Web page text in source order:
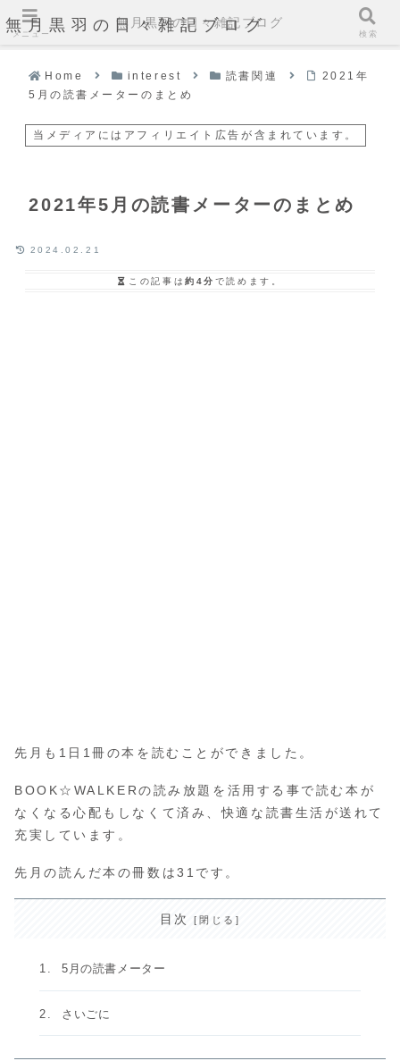
無月黒羽の日々雑記ブログ
Home interest 読書関連
2021年
5月の読書メーターのまとめ
当メディアにはアフィリエイト広告が含まれています。
2021年5月の読書メーターのまとめ
2024.02.21
この記事は約4分 で読めます。
先月も1日1冊の本を読むことができました。
BOOK☆WALKERの読み放題を活用する事で読む本が
なくなる心配もしなくて済み、快適な読書生活が送れて
充実しています。
先月の読んだ本の冊数は31です。
目次
5月の読書メーター
さいごに
メニュー
無月黒羽の日々雑記ブログ
検索